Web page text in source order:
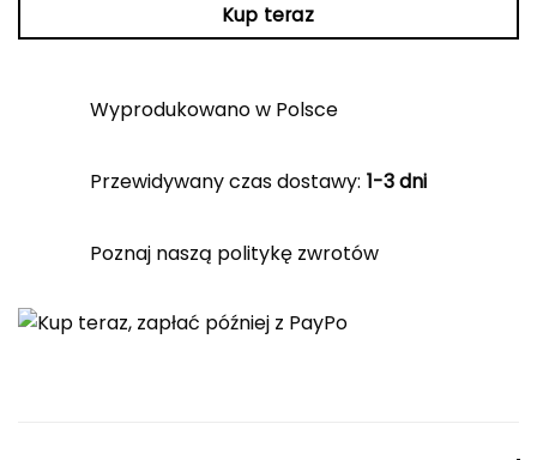
Kup teraz
Wyprodukowano w Polsce
Przewidywany czas dostawy: 1-3 dni
Poznaj naszą politykę zwrotów